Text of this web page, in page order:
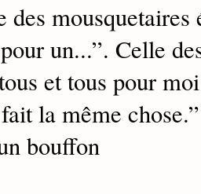
des
un...”. Celle
et tous pour
la même chose.”
bouffon